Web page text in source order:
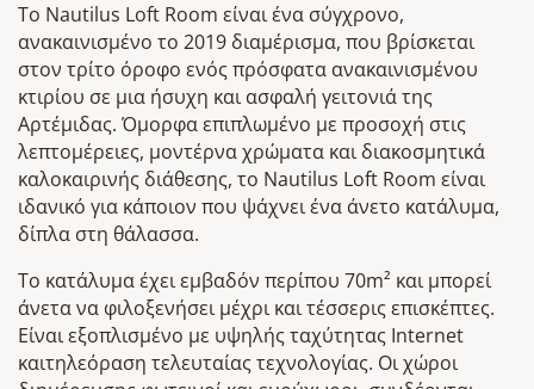
To Nautilus Loft Room είναι ένα σύγχρονο,
ανακαινισμένο το 2019 διαμέρισμα, που βρίσκεται
στον τρίτο όροφο ενός πρόσφατα ανακαινισμένου
κτιρίου σε μια ήσυχη και ασφαλή γειτονιά της
Αρτέμιδας. Όμορφα επιπλωμένο με προσοχή στις
λεπτομέρειες, μοντέρνα χρώματα και διακοσμητικά
καλοκαιρινής διάθεσης, το Nautilus Loft Room είναι
ιδανικό για κάποιον που ψάχνει ένα άνετο κατάλυμα,
δίπλα στη θάλασσα.
Το κατάλυμα έχει εμβαδόν περίπου 70m² και μπορεί
άνετα να φιλοξενήσει μέχρι και τέσσερις επισκέπτες.
Είναι εξοπλισμένο με υψηλής ταχύτητας Ιnternet
καιτηλεόραση τελευταίας τεχνολογίας. Οι χώροι